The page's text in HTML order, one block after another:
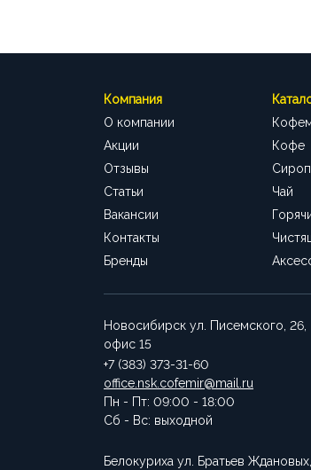
Компания
О компании
Акции
Отзывы
Статьи
Вакансии
Контакты
Бренды
Кофе
Чай
Новосибирск ул. Писемского, 26,
офис 15
+7 (383) 373-31-60
office.nsk.cofemir@mail.ru
Пн - Пт: 09:00 - 18:00
Сб - Вс: выходной
Белокуриха ул. Братьев Ждановых,